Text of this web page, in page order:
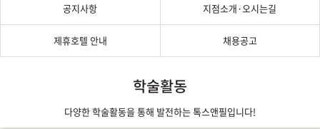
공지사항 지점소개·오시는길
제휴호텔 안내 채용공고
학술활동
다양한 학술활동을 통해 발전하는 톡스앤필입니다!